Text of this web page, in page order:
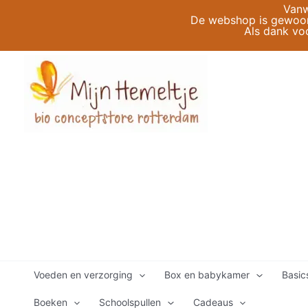
De webshop is
Als dank
Voeden en verzorging Box en babykamer
Boeken Schoolspullen Cadeaus